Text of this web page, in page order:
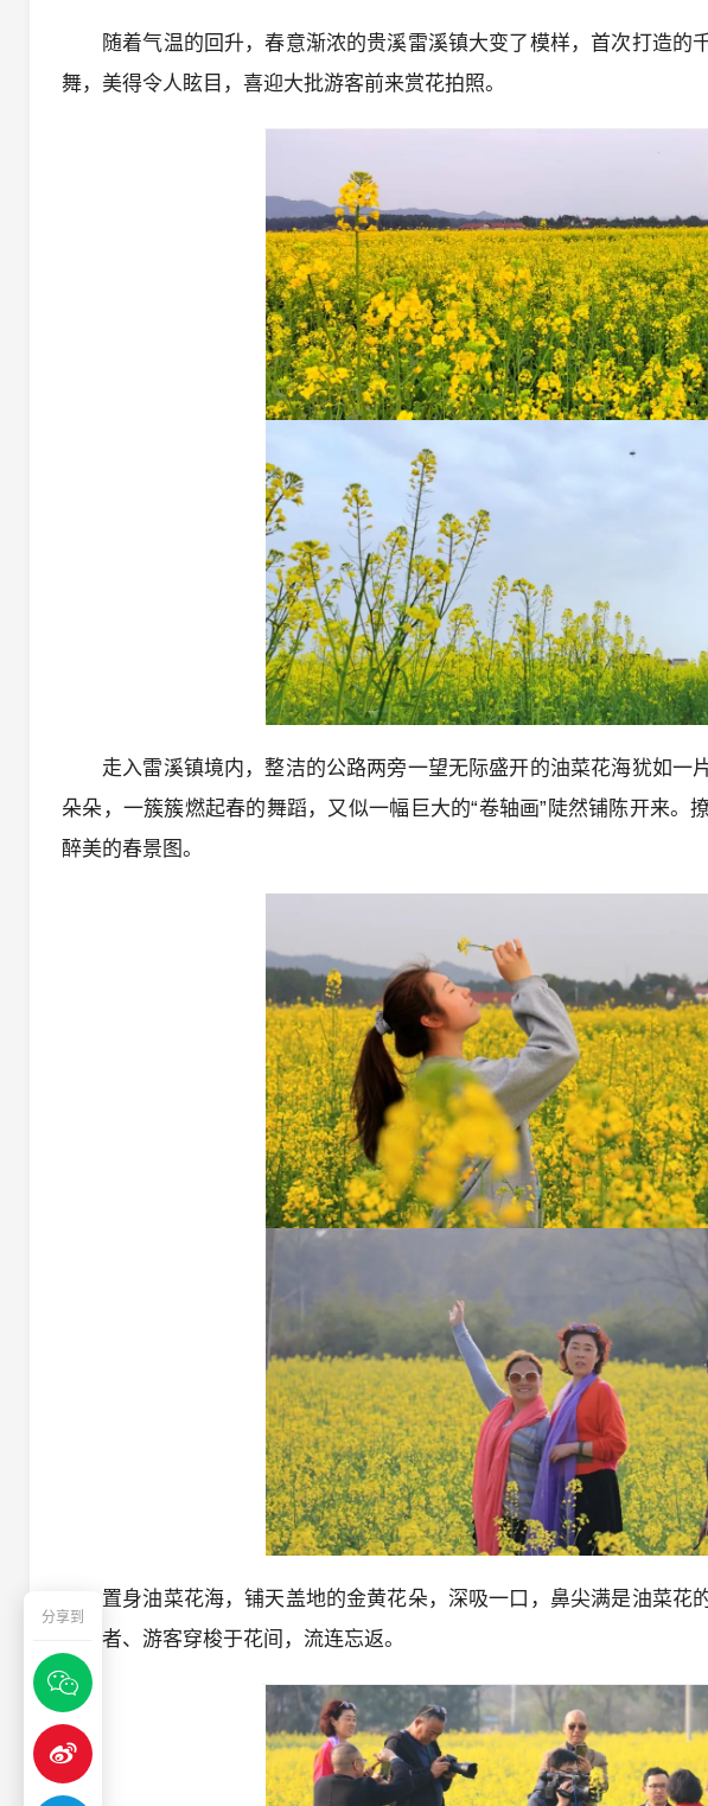
分享到
随着气温的回升，春意渐浓的贵溪雷溪镇大变了模样，首次打造的
舞，美得令人眩目，喜迎大批游客前来赏花拍照。
走入雷溪镇境内，整洁的公路两旁一望无际盛开的油菜花海犹如一
朵朵，一簇簇燃起春的舞蹈，又似一幅巨大的“卷轴画”陡然铺陈开来。
醉美的春景图。
置身油菜花海，铺天盖地的金黄花朵，深吸一口，鼻尖满是油菜花
爱好者、游客穿梭于花间，流连忘返。